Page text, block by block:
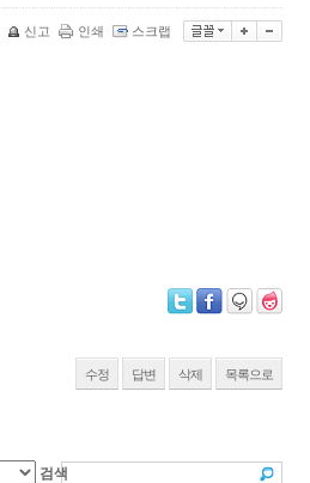
신고 인쇄 스크랩
수정 답변 삭제 목록으로
검색